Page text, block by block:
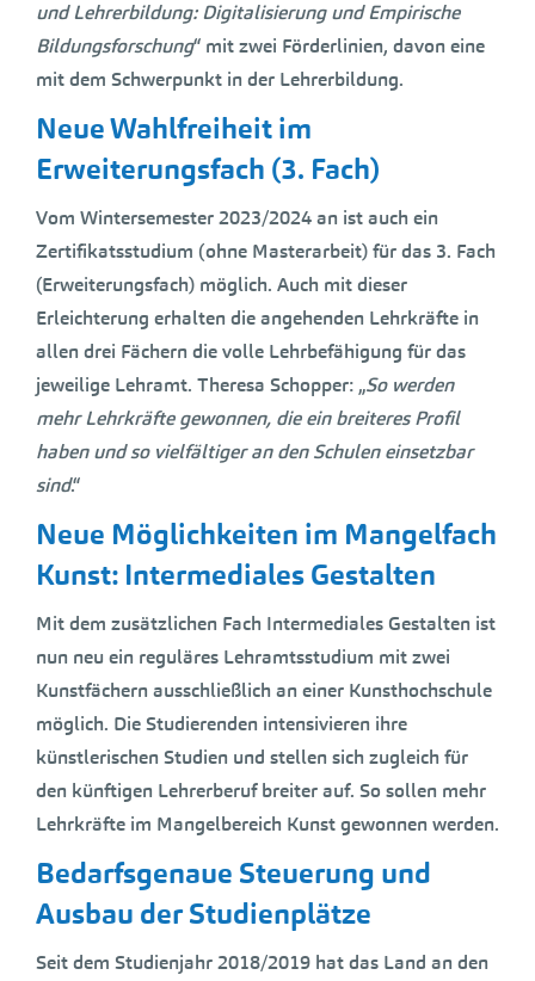
und Lehrerbildung: Digitalisierung und Empirische
Bildungsforschung“ mit zwei Förderlinien, davon eine
mit dem Schwerpunkt in der Lehrerbildung.
Neue Wahlfreiheit im
Erweiterungsfach (3. Fach)
Vom Wintersemester 2023/2024 an ist auch ein
Zertifikatsstudium (ohne Masterarbeit) für das 3. Fach
(Erweiterungsfach) möglich. Auch mit dieser
Erleichterung erhalten die angehenden Lehrkräfte in
allen drei Fächern die volle Lehrbefähigung für das
jeweilige Lehramt. Theresa Schopper: „So werden
mehr Lehrkräfte gewonnen, die ein breiteres Profil
haben und so vielfältiger an den Schulen einsetzbar
sind.“
Neue Möglichkeiten im Mangelfach
Kunst: Intermediales Gestalten
Mit dem zusätzlichen Fach Intermediales Gestalten ist
nun neu ein reguläres Lehramtsstudium mit zwei
Kunstfächern ausschließlich an einer Kunsthochschule
möglich. Die Studierenden intensivieren ihre
künstlerischen Studien und stellen sich zugleich für
den künftigen Lehrerberuf breiter auf. So sollen mehr
Lehrkräfte im Mangelbereich Kunst gewonnen werden.
Bedarfsgenaue Steuerung und
Ausbau der Studienplätze
Seit dem Studienjahr 2018/2019 hat das Land an den